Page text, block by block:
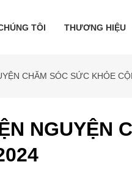
TÔI THƯƠNG HIỆU
CHĂM SÓC SỨC KHỎE
NGUYỆN